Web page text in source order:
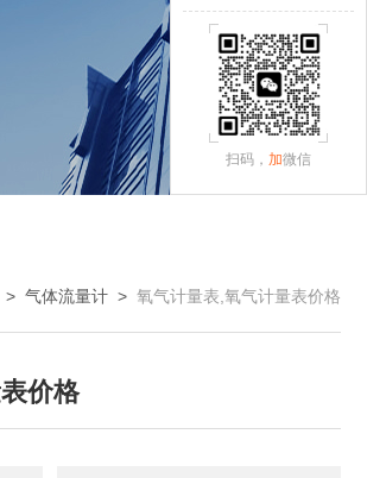
> 气体流量计 > 氧气计量表,氧气计量表价格
价格
扫码， 加微信